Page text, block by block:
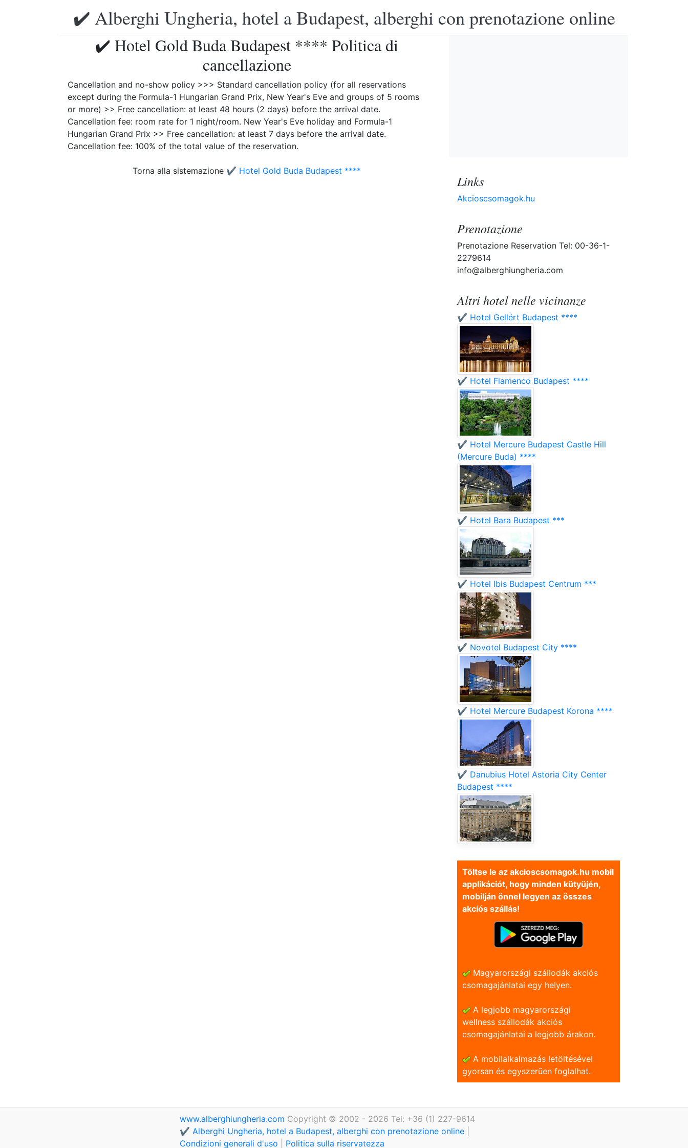
✔️ Alberghi Ungheria, hotel a Budapest, alberghi con prenotazione online
✔️ Hotel Gold Buda Budapest **** Politica di
cancellazione
Cancellation and no-show policy >>> Standard cancellation policy (for all reservations
except during the Formula-1 Hungarian Grand Prix, New Year's Eve and groups of 5 rooms
or more) >> Free cancellation: at least 48 hours (2 days) before the arrival date.
Cancellation fee: room rate for 1 night/room. New Year's Eve holiday and Formula-1
Hungarian Grand Prix >> Free cancellation: at least 7 days before the arrival date.
Cancellation fee: 100% of the total value of the reservation.
Torna alla sistemazione ✔️ Hotel Gold Buda Budapest ****
Links
Akcioscsomagok.hu
Prenotazione
Prenotazione Reservation Tel: 00-36-1-
2279614
info@alberghiungheria.com
Altri hotel nelle vicinanze
✔️ Hotel Gellért Budapest ****
✔️ Hotel Flamenco Budapest ****
✔️ Hotel Mercure Budapest Castle Hill
(Mercure Buda) ****
✔️ Hotel Bara Budapest ***
✔️ Hotel Ibis Budapest Centrum ***
✔️ Novotel Budapest City ****
✔️ Hotel Mercure Budapest Korona ****
✔️ Danubius Hotel Astoria City Center
Budapest ****
Töltse le az akcioscsomagok.hu mobil
applikációt, hogy minden kütyüjén,
mobilján önnel legyen az összes
akciós szállás!
Magyarországi szállodák akciós
csomagajánlatai egy helyen.
A legjobb magyarországi
wellness szállodák akciós
csomagajánlatai a legjobb árakon.
A mobilalkalmazás letöltésével
gyorsan és egyszerũen foglalhat.
www.alberghiungheria.com Copyright © 2002 - 2026 Tel: +36 (1) 227-9614
✔️ Alberghi Ungheria, hotel a Budapest, alberghi con prenotazione online
Condizioni generali d'uso
Politica sulla riservatezza